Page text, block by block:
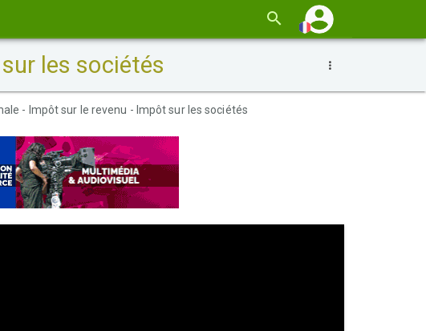
les sociétés
- Impôt sur le revenu - Impôt sur les sociétés